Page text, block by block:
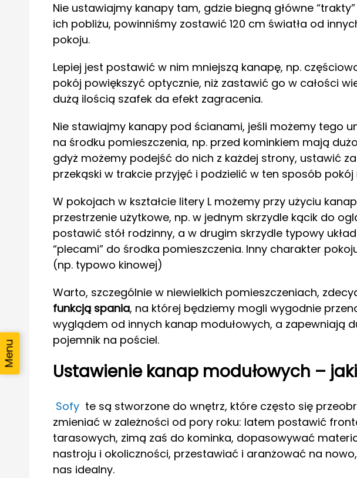
Nie ustawiajmy kanapy tam, gdzie biegną główne
ich pobliżu, powinniśmy zostawić 120 cm światła od
pokoju.
Lepiej jest postawić w nim mniejszą kanapę, np.
pokój powiększyć optycznie, niż zastawić go w całości
dużą ilością szafek da efekt zagracenia.
Nie stawiajmy kanapy pod ścianami, jeśli możemy tego
na środku pomieszczenia, np. przed kominkiem mają
gdyż możemy podejść do nich z każdej strony, ustawić
przekąski w trakcie przyjęć i podzielić w ten sposób
W pokojach w kształcie litery L możemy przy użyciu
przestrzenie użytkowe, np. w jednym skrzydle kącik do
postawić stół rodzinny, a w drugim skrzydle typowy
“plecami” do środka pomieszczenia. Inny charakter
(np. typowo kinowej)
Warto, szczególnie w niewielkich pomieszczeniach,
funkcją spania, na której będziemy mogli wygodnie
wyglądem od innych kanap modułowych, a zapewniają
pojemnik na pościel.
Ustawienie kanap modułowych –
Sofy te są stworzone do wnętrz, które często się
zmieniać w zależności od pory roku: latem postawić
tarasowych, zimą zaś do kominka, dopasowywać
nastroju i okoliczności, przestawiać i aranżować na
nas idealny.